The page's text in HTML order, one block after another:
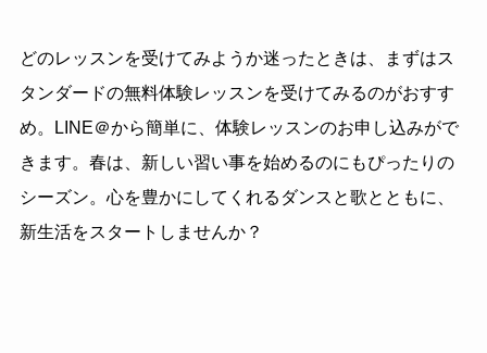
どのレッスンを受けてみようか迷ったときは、まずはス
タンダードの無料体験レッスンを受けてみるのがおすす
め。LINE＠から簡単に、体験レッスンのお申し込みがで
きます。春は、新しい習い事を始めるのにもぴったりの
シーズン。心を豊かにしてくれるダンスと歌とともに、
新生活をスタートしませんか？